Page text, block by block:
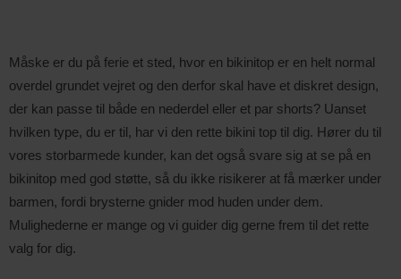
Måske er du på ferie et sted, hvor en bikinitop er en helt normal
overdel grundet vejret og den derfor skal have et diskret design,
der kan passe til både en nederdel eller et par shorts? Uanset
hvilken type, du er til, har vi den rette bikini top til dig. Hører du til
vores storbarmede kunder, kan det også svare sig at se på en
bikinitop med god støtte, så du ikke risikerer at få mærker under
barmen, fordi brysterne gnider mod huden under dem.
Mulighederne er mange og vi guider dig gerne frem til det rette
valg for dig.